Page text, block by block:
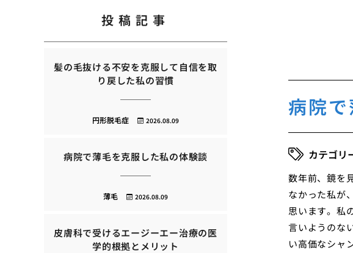
病院
数年前、鏡を
なかった私が
思います。私
言いようのな
い高価なシャ
投稿記事
髪の毛抜ける不安を克服して自信を取
り戻した私の習慣
2026.08.09
円形脱毛症
病院で薄毛を克服した私の体験談
2026.08.09
薄毛
皮膚科で受けるエージーエー治療の医
学的根拠とメリット